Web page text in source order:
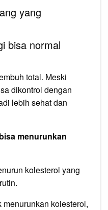
yang
bisa normal
total. Meski
dikontrol dengan
lebih sehat dan
menurunkan
kolesterol yang
kolesterol,